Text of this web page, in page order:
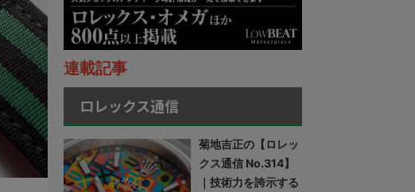
連載記事
ロレックス通信
菊地吉正の【ロレッ
クス通信 No.314】
｜技術力を誇示する